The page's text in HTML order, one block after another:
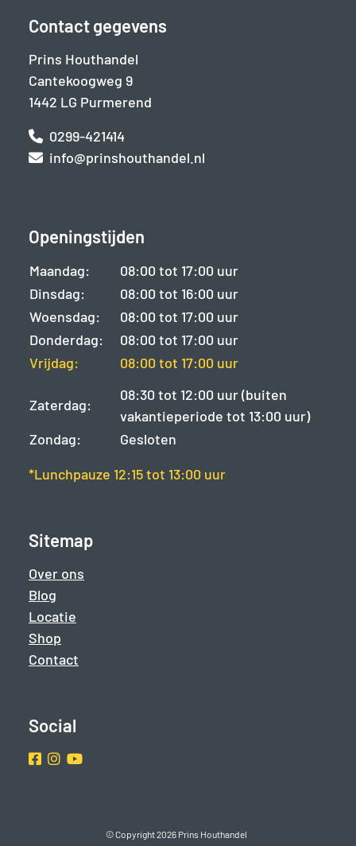
Contact gegevens
Prins Houthandel
Cantekoogweg 9
1442 LG Purmerend
0299-421414
info@prinshouthandel.nl
Openingstijden
Maandag:
08:00 tot 17:00 uur
Dinsdag:
08:00 tot 16:00 uur
Woensdag:
08:00 tot 17:00 uur
Donderdag:
08:00 tot 17:00 uur
Vrijdag:
08:00 tot 17:00 uur
Zaterdag:
08:30 tot 12:00 uur (buiten
vakantieperiode tot 13:00 uur)
Zondag:
Gesloten
*Lunchpauze 12:15 tot 13:00 uur
Sitemap
Over ons
Blog
Locatie
Shop
Contact
Social
Facebook
Instragram
Youtube
© Copyright 2026 Prins Houthandel